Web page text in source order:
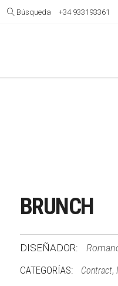
Búsqueda +34 933193361
BRUNCH
DISEÑADOR:
CATEGORÍAS: Contract,